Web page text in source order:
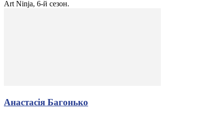
Art Ninja, 6-й сезон.
Анастасія Багонько